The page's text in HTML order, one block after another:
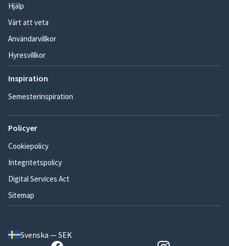
Hjälp
Värt att veta
Användarvillkor
Hyresvillkor
Inspiration
Semesterinspiration
Policyer
Cookiepolicy
Integritetspolicy
Digital Services Act
Sitemap
Svenska — SEK